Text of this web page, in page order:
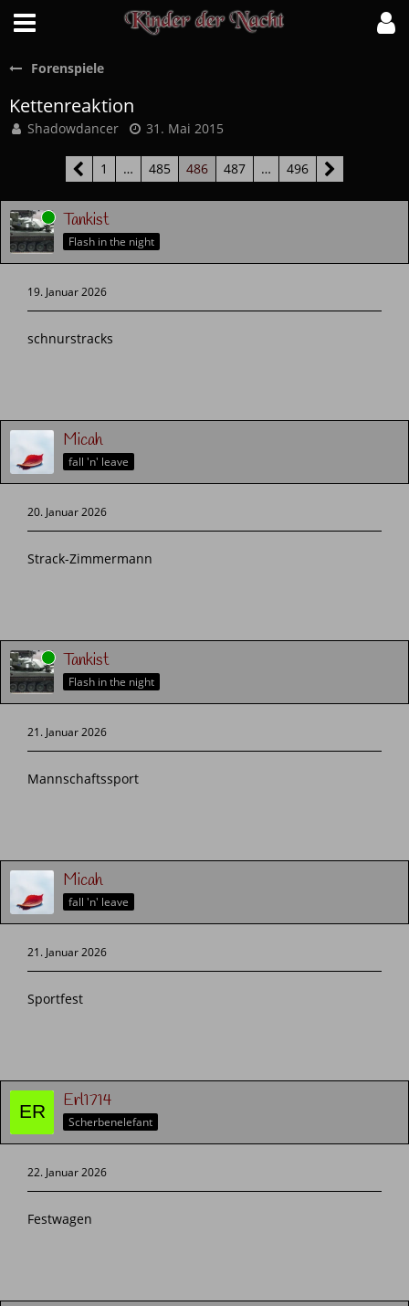
Forenspiele
Kettenreaktion
Shadowdancer 31. Mai 2015
1 … 485 486 487 … 496
Online Tankist
Flash in the night
19. Januar 2026
schnurstracks
Micah
fall 'n' leave
20. Januar 2026
Strack-Zimmermann
Online Tankist
Flash in the night
21. Januar 2026
Mannschaftssport
Micah
fall 'n' leave
21. Januar 2026
Sportfest
Erl1714
Scherbenelefant
22. Januar 2026
Festwagen